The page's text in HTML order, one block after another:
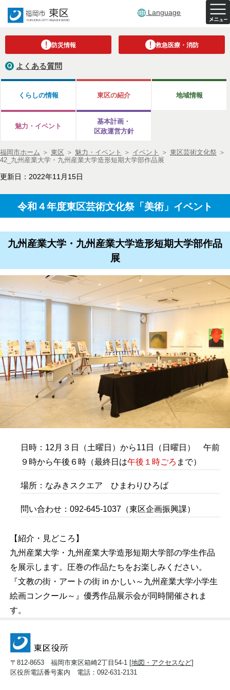
Language
防災情報 救急医療・消防
よくある質問
くらしの情報 東区の紹介 地域情報
魅力・イベント
基本計画・
区政運営方針
福岡市ホーム ＞ 東区 ＞ 魅力・イベント ＞ イベント ＞ 東区芸術文化祭 ＞
42_九州産業大学・九州産業大学造形短期大学部作品展
更新日：2022年11月15日
令和４年度東区芸術文化祭「美術」イベント
九州産業大学・九州産業大学造形短期大学部作品
展
日時：12月３日（土曜日）から11日（日曜日） 午前
９時から午後６時（最終日は午後１時ごろ まで）
場所：なみきスクエア ひまわりひろば
問い合わせ：092-645-1037（東区企画振興課）
【紹介・見どころ】
九州産業大学・九州産業大学造形短期大学部の学生作品
を展示します。圧巻の作品たちをお楽しみください。
『文教の街・アートの街 in かしい～九州産業大学小学生
絵画コンクール～』優秀作品展示会が同時開催されま
す。
〒812-8653 福岡市東区箱崎2丁目54-1 [地図・アクセスなど]
区役所電話番号案内 電話：092-631-2131